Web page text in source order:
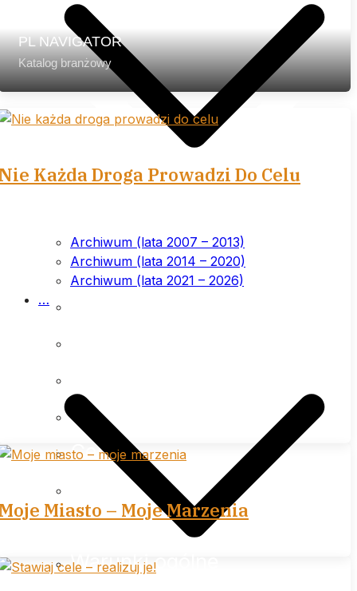
Moduły reklamowe
Cennik
Polityka prywatności (plików
cookies) serwisu
Warunki ogólne
Archiwum (lata 2007 – 2013)
Archiwum (lata 2014 – 2020)
Archiwum (lata 2021 – 2026)
…
PL NAVIGATOR
Katalog branżowy
Każda Droga Prowadzi Do Celu
Miasto – Moje Marzenia